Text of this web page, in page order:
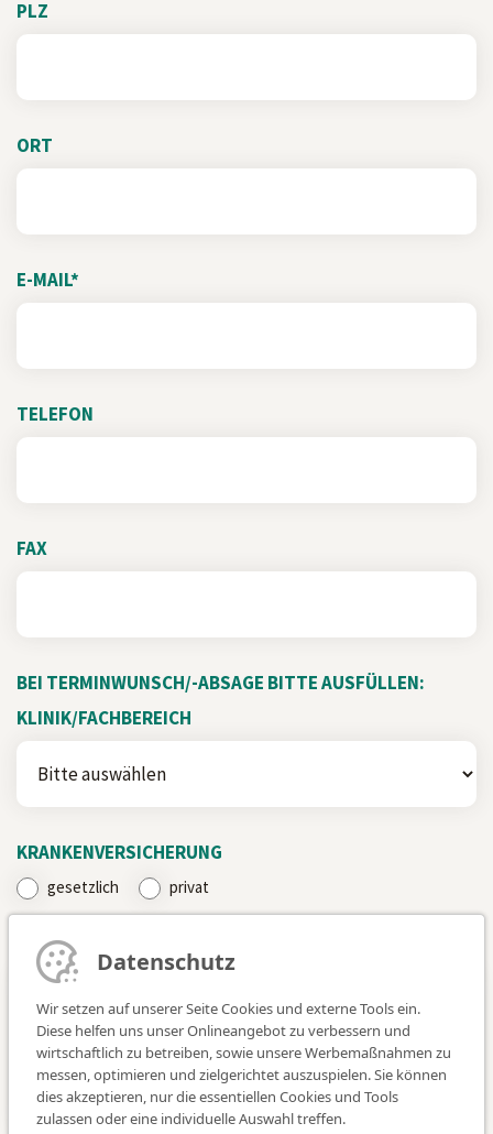
PLZ
ORT
E-MAIL*
TELEFON
FAX
BEI TERMINWUNSCH/-ABSAGE BITTE AUSFÜLLEN:
KLINIK/FACHBEREICH
KRANKENVERSICHERUNG
gesetzlich privat
MITTEILUNG*
Datenschutz
Wir setzen auf unserer Seite Cookies und externe Tools ein.
Diese helfen uns unser Onlineangebot zu verbessern und
wirtschaftlich zu betreiben, sowie unsere Werbemaßnahmen zu
messen, optimieren und zielgerichtet auszuspielen. Sie können
dies akzeptieren, nur die essentiellen Cookies und Tools
zulassen oder eine individuelle Auswahl treffen.